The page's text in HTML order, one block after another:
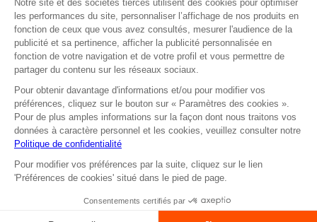
ou
Retirer dans un Centre
Tous droits réservés © Autobacs
Mentions légales RGPD
Cookies CGV
Facebook Instagram